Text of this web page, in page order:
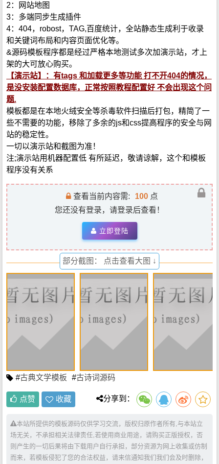
2：网站地图
3：多端同步生成插件
4：404，robost，TAG,百度统计，全站静态生成利于收录
和关键词布局和内容页面优化等。
&源码模板程序都是经过严格本地测试多次加演示站，才上
架的大可放心购买。
【演示站】：有tags 和加载更多等功能 打不开404的情况，
是没安装配置数据库，正常按照教程配置好 不会出现这个问
题.
模板都是在本地火绒安全等杀毒软件扫描后打包，精简了一
些不需要的功能，移除了多余的js和css提高程序的安全与网
站的稳定性。
一切以演示站和截图为准！
注;演示站用机器配置低 有所延迟，敬请谅解，这个和模板
程序没有关系
查看当前内容需: 100 点
您还没有登录，请登录后查看！
立即登陆
部分截图： 点击查看大图 ↓
#古典文学模板 #古诗词源码
点赞 收藏 分享到：
本站所提供的模板源码仅供学习交流，版权归原作者所有,与本站立
场无关，不承担相关法律责任,若使用商业用途，请购买正版授权，否
则产生的一切后果将由下载用户自行承担，部分资源为网上收集或仿制
而来，若模板侵犯了您的合法权益，请来信通知我们我们会及时删除，